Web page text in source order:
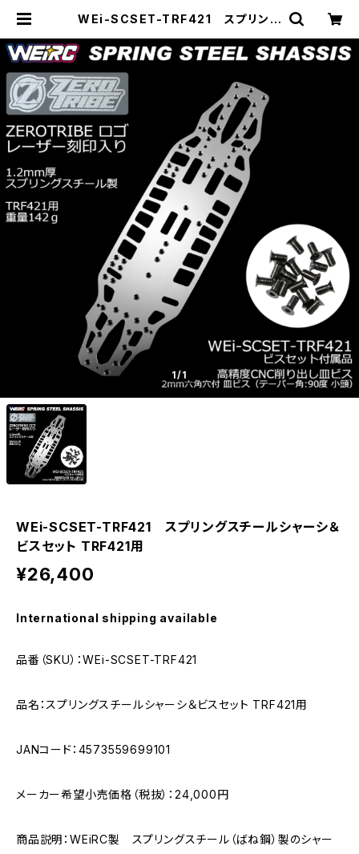
WEi-SCSET-TRF421 スプリング
21用 | ZEROTRIBE WEBSHOP
1/1
WEi-SCSET-TRF421 スプリングスチールシャーシ＆
ビスセット TRF421用
¥26,400
International shipping available
品番（SKU）：WEi-SCSET-TRF421
品名：スプリングスチールシャーシ＆ビスセット TRF421用
JANコード：4573559699101
メーカー希望小売価格（税抜）：24,000円
商品説明：WEiRC製 スプリングスチール（ばね鋼）製のシャー